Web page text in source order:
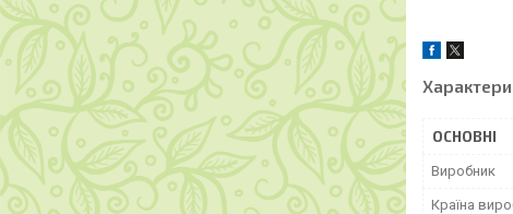
ОСНОВНІ
Виробник
Країна